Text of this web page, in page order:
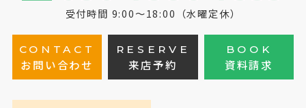
受付時間 9:00～18:00（水曜定休）
CONTACT
お問い合わせ
RESERVE
来店予約
BOOK
資料請求